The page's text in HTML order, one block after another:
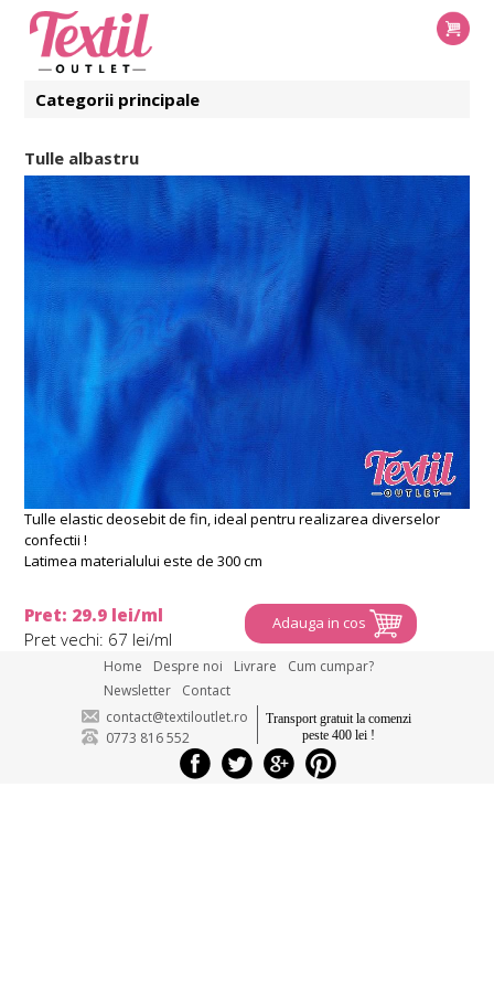
Categorii principale
Tulle albastru
Tulle elastic deosebit de fin, ideal pentru realizarea diverselor
confectii !
Latimea materialului este de 300 cm
Pret: 29.9 lei/ml
Pret vechi: 67 lei/ml
Adauga in cos
Home Despre noi Livrare
Cum cumpar?
Newsletter
Contact
Transport gratuit la comenzi
peste 400 lei !
contact@textiloutlet.ro
0773 816 552